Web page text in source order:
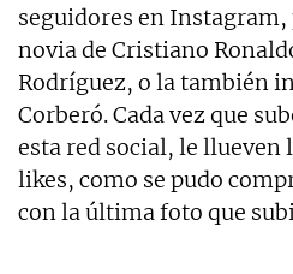
seguidores en
novia de Cristiano
Rodríguez, o la también
Corberó. Cada vez que
esta red social, le llueven
likes, como se pudo
con la última foto que